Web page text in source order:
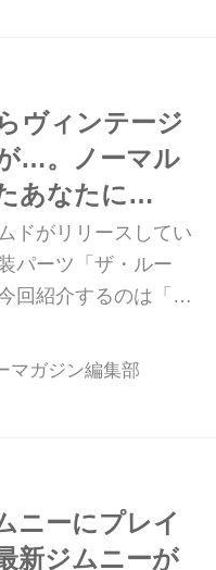
ヴィンテージ
…。ノーマル
あなたに
ドがリリースしてい
パーツ「ザ・ルー
回紹介するのは「蘇
カ」をテーマにした
ビー）」だ。
マガジン編集部
ニーにプレイ
新ジムニーが